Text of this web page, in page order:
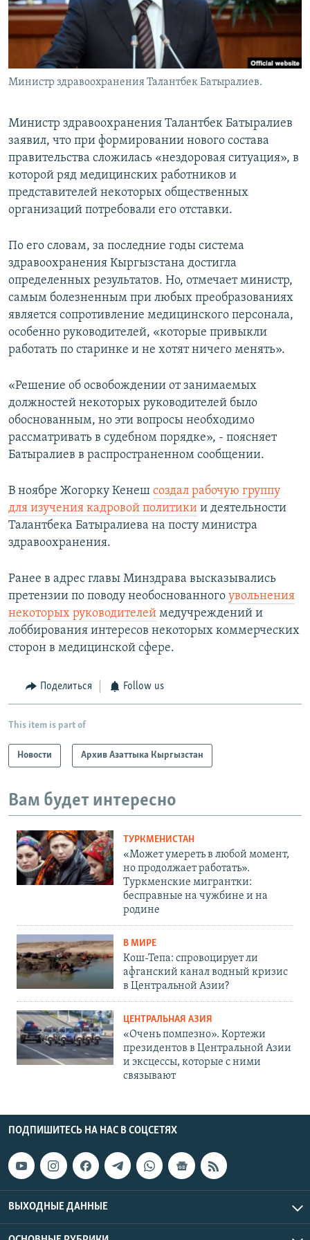
Министр здравоохранения Талантбек Батыралиев.
Министр здравоохранения Талантбек Батыралиев
заявил, что при формировании нового состава
правительства сложилась «нездоровая ситуация», в
которой ряд медицинских работников и
представителей некоторых общественных
организаций потребовали его отставки.
По его словам, за последние годы система
здравоохранения Кыргызстана достигла
определенных результатов. Но, отмечает министр,
самым болезненным при любых преобразованиях
является сопротивление медицинского персонала,
особенно руководителей, «которые привыкли
работать по старинке и не хотят ничего менять».
«Решение об освобождении от занимаемых
должностей некоторых руководителей было
обоснованным, но эти вопросы необходимо
рассматривать в судебном порядке», - поясняет
Батыралиев в распространенном сообщении.
В ноябре Жогорку Кенеш создал рабочую группу
для изучения кадровой политики и деятельности
Талантбека Батыралиева на посту министра
здравоохранения.
Ранее в адрес главы Минздрава высказывались
претензии по поводу необоснованного увольнения
некоторых руководителей медучреждений и
лоббирования интересов некоторых коммерческих
сторон в медицинской сфере.
Поделиться Follow us
This item is part of
Новости Архив Азаттыка Кыргызстан
Вам будет интересно
ТУРКМЕНИСТАН
«Может умереть в любой момент,
но продолжает работать».
Туркменские мигрантки:
бесправные на чужбине и на
родине
В МИРЕ
Кош-Тепа: спровоцирует ли
афганский канал водный кризис
в Центральной Азии?
ЦЕНТРАЛЬНАЯ АЗИЯ
«Очень помпезно». Кортежи
президентов в Центральной Азии
и эксцессы, которые с ними
связывают
ПОДПИШИТЕСЬ НА НАС В СОЦСЕТЯХ
ВЫХОДНЫЕ ДАННЫЕ